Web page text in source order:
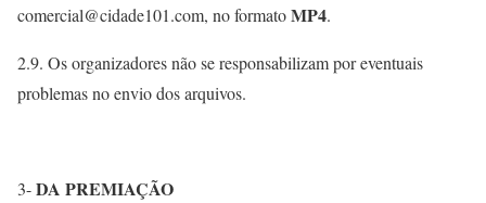
comercial@cidade101.com, no formatoMP4.
2.9. Os organizadores não se responsabilizam por eventuais
problemas no envio dos arquivos.
3-DA PREMIAÇÃO